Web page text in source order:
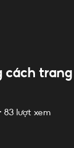
cách
• 83 lượt xem